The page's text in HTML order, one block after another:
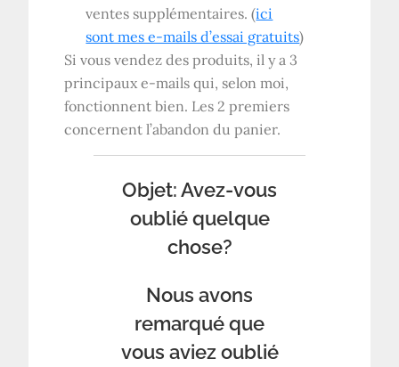
ventes supplémentaires. (ici
sont mes e-mails d’essai gratuits)
Si vous vendez des produits, il y a 3
principaux e-mails qui, selon moi,
fonctionnent bien. Les 2 premiers
concernent l’abandon du panier.
Objet: Avez-vous
oublié quelque
chose?
Nous avons
remarqué que
vous aviez oublié